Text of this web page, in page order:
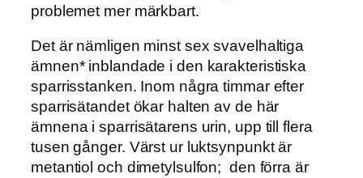
problemet mer märkbart.
Det är nämligen minst sex svavelhaltiga
ämnen* inblandade i den karakteristiska
sparrisstanken. Inom några timmar efter
sparrisätandet ökar halten av de här
ämnena i sparrisätarens urin, upp till flera
tusen gånger. Värst ur luktsynpunkt är
metantiol och dimetylsulfon; den förra är